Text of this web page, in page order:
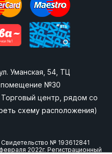
Уманская, 54, ТЦ
помещение №30
центр, рядом со
схему расположения)
№ 193612841
2022г. Регистрационный